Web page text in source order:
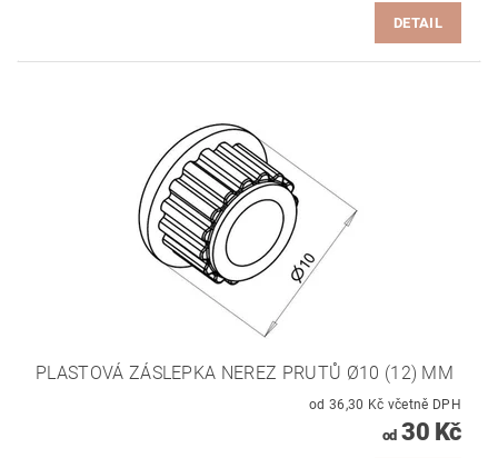
DETAIL
PLASTOVÁ ZÁSLEPKA NEREZ PRUTŮ Ø10 (12) MM
od 36,30 Kč včetně DPH
od30 Kč